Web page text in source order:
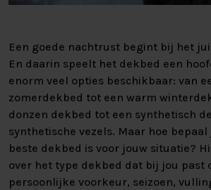
Een goede nachtrust begint bij het
En daarin speelt het dekbed een
enorm veel opties beschikbaar: van
zomerdekbed tot een warm
donzen dekbed tot een synthetisch
synthetische vezels. Maar hoe
beste dekbed is voor jouw situatie?
over het type dekbed dat bij jou past
persoonlijke voorkeur, seizoen,